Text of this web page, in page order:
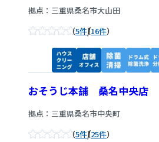
拠点：三重県桑名市大山田
5件/16件
おそうじ本舗 桑名中央店
拠点：三重県桑名市中央町
5件/25件